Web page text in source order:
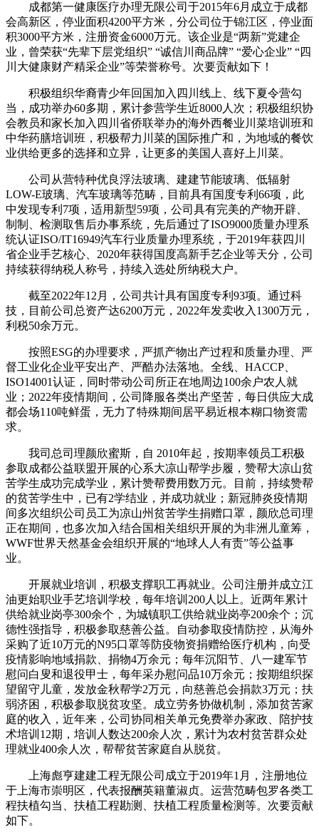
成都第一健康医疗办理无限公司于2015年6月成立于成都
会高新区，停业面积4200平方米，分公司位于锦江区，停业面
积3000平方米，注册资金6000万元。该企业是“两新”党建企
业，曾荣获“先辈下层党组织” “诚信川商品牌” “爱心企业” “四
川大健康财产精采企业”等荣誉称号。次要贡献如下！
积极组织华裔青少年回国加入四川线上、线下夏令营勾
当，成功举办60多期，累计参营学生近8000人次；积极组织协
会教员和家长加入四川省侨联举办的海外西餐业川菜培训班和
中华药膳培训班，积极帮力川菜的国际推广和，为地域的餐饮
业供给更多的选择和立异，让更多的美国人喜好上川菜。
公司从营特种优良浮法玻璃、建建节能玻璃、低辐射
LOW-E玻璃、汽车玻璃等范畴，目前具有国度专利66项，此
中发现专利7项，适用新型59项，公司具有完美的产物开辟、
制制、检测取售后办事系统，先后通过了ISO9000质量办理系
统认证ISO/IT16949汽车行业质量办理系统，于2019年获四川
省企业手艺核心、2020年获得国度高新手艺企业等天分，公司
持续获得纳税人称号，持续入选处所纳税大户。
截至2022年12月，公司共计具有国度专利93项。通过科
技，目前公司总资产达6200万元，2022年发卖收入1300万元，
利税50余万元。
按照ESG的办理要求，严抓产物出产过程和质量办理、严
督工业化企业平安出产、严酷办法落地。全线、HACCP、
ISO14001认证，同时带动公司所正在地周边100余户农人就
业；2022年疫情期间，公司降服各类出产坚苦，每日供应大成
都会场110吨鲜蛋，无力了特殊期间居平易近根本糊口物资需
求。
我司总司理颜欣蜜斯，自 2010年起，按期率领员工积极
参取成都公益联盟开展的心系大凉山帮学步履，赞帮大凉山贫
苦学生成功完成学业，累计赞帮费用数万元。目前，持续赞帮
的贫苦学生中，已有2学结业，并成功就业；新冠肺炎疫情期
间多次组织公司员工为凉山州贫苦学生捐赠口罩，颜欣总司理
正在期间，也多次加入结合国相关组织开展的为非洲儿童筹，
WWF世界天然基金会组织开展的“地球人人有责”等公益事
业。
开展就业培训，积极支撑职工再就业。公司注册并成立江
油更始职业手艺培训学校，每年培训200人以上。近两年累计
供给就业岗亭300余个，为城镇职工供给就业岗亭200余个；沉
德性强指导，积极参取慈善公益。自动参取疫情防控，从海外
采购了近10万元的N95口罩等防疫物资捐赠给医疗机构，向受
疫情影响地域捐款、捐物4万余元；每年沉阳节、八一建军节
慰问白叟和退役甲士，每年采办慰问品10万余元；按期组织探
望留守儿童，发放金秋帮学2万元，向慈善总会捐款3万元；扶
弱济困，积极参取脱贫攻坚。成立劳务协做机制，添加贫苦家
庭的收入，近年来，公司协同相关单元免费举办家政、陪护技
术培训12期，培训人数达200余人次，累计为农村贫苦群众处
理就业400余人次，帮帮贫苦家庭自从脱贫。
上海彪亨建建工程无限公司成立于2019年1月，注册地位
于上海市崇明区，代表报酬英籍董淑贞。运营范畴包罗各类工
程扶植勾当、扶植工程勘测、扶植工程质量检测等。次要贡献
如下。